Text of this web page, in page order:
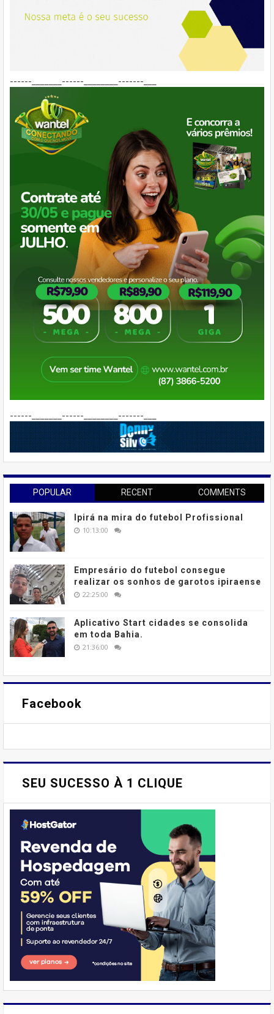
------_______------________-------___
------_______------________-------___
POPULAR RECENT COMMENTS
Ipirá na mira do futebol Profissional
10:13:00
Empresário do futebol consegue
realizar os sonhos de garotos ipiraense
22:25:00
Aplicativo Start cidades se consolida
em toda Bahia.
21:36:00
Facebook
SEU SUCESSO À 1 CLIQUE
E AÍ, PESSOAL! VOCÊ JÁ
IMAGINOU PODER SABOREAR